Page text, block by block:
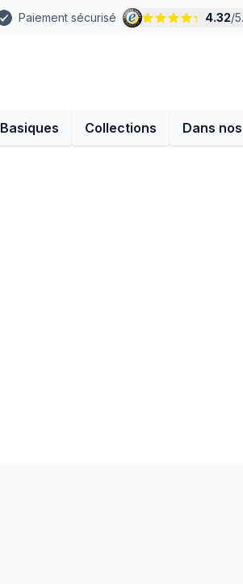
Paiement sécurisé 4.32/
Basiques Collections Dans